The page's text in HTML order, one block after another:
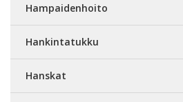
Hampaidenhoito
Hankintatukku
Hanskat